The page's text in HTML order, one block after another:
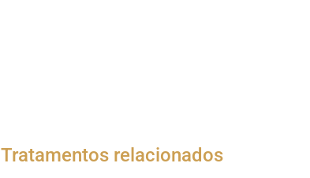
Tratamentos relacionados